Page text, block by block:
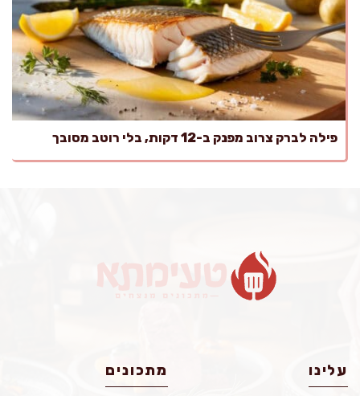
פילה לברק צרוב מפנק ב-12 דקות, בלי רוטב מסובך
עלינו מתכונים